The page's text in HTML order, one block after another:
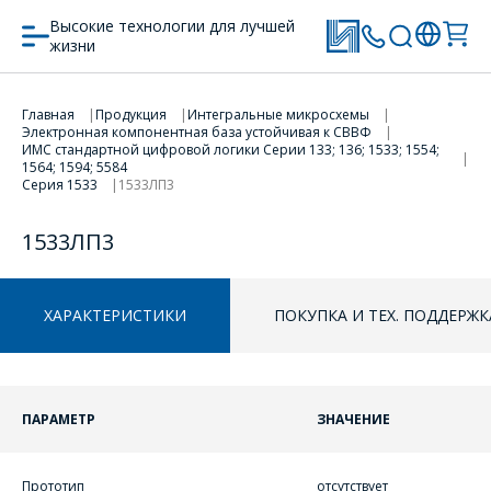
Высокие технологии для лучшей
жизни
Главная Продукция
Интегральные микросхемы
Электронная компонентная база устойчивая к СВВФ
ИМС стандартной цифровой логики Серии 133; 136; 1533; 1554;
1564; 1594; 5584
Серия 1533
1533ЛП3
1533ЛП3
ХАРАКТЕРИСТИКИ ПОКУПКА И ТЕХ.
ПАРАМЕТР ЗНАЧЕНИЕ
Прототип отсутствует
ПЕРЕЙТИ В КОРЗИНУ
ПРОДОЛЖИТЬ ПОКУПКИ
ОФОРМИТЬ ЗАКАЗ